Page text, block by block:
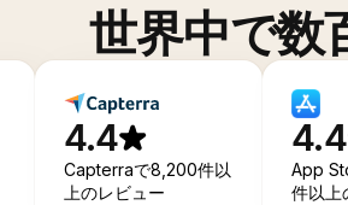
世界中で数
4.4
Capterraで8,200件以
上のレビュー
4.4
App
件以上